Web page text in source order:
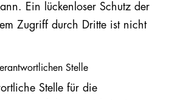
Ein lückenloser Schutz der
Zugriff durch Dritte ist nicht
Stelle
Stelle für die